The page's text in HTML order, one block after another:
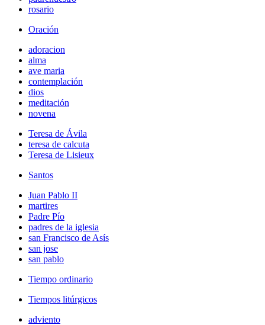
rosario
Oración
adoracion
alma
ave maria
contemplación
dios
meditación
novena
Teresa de Ávila
teresa de calcuta
Teresa de Lisieux
Santos
Juan Pablo II
martires
Padre Pío
padres de la iglesia
san Francisco de Asís
san jose
san pablo
Tiempo ordinario
Tiempos litúrgicos
adviento